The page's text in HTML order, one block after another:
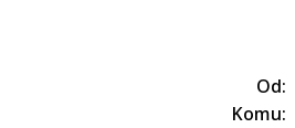
Od:
Komu: